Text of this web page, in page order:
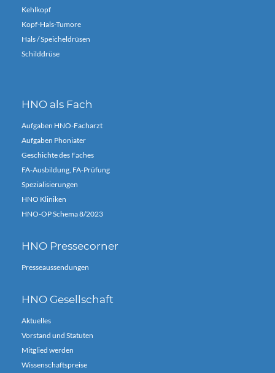
Kehlkopf
Kopf-Hals-Tumore
Hals / Speicheldrüsen
Schilddrüse
HNO als Fach
Aufgaben HNO-Facharzt
Aufgaben Phoniater
Geschichte des Faches
FA-Ausbildung, FA-Prüfung
Spezialisierungen
HNO Kliniken
HNO-OP Schema 8/2023
HNO Pressecorner
Presseaussendungen
HNO Gesellschaft
Aktuelles
Vorstand und Statuten
Mitglied werden
Wissenschaftspreise